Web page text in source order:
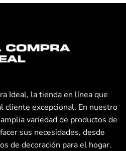
$ 240,00.$ 158,30.
Ideal, la tienda en línea que
cliente excepcional. En nuestro
variedad de productos de
sus necesidades, desde
de decoración para el hogar.